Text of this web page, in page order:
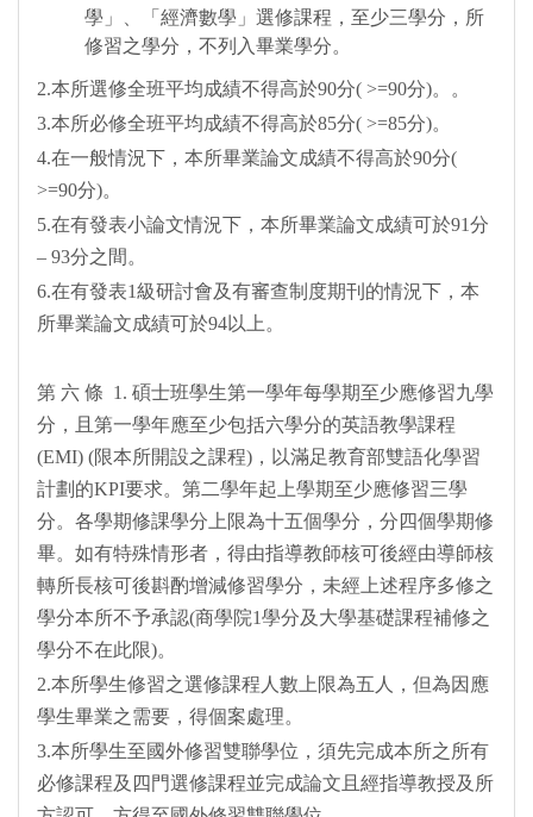
學」、「經濟數學」選修課程，至少三學分，所
修習之學分，不列入畢業學分。
2.本所選修全班平均成績不得高於90分( >=90分)。。
3.本所必修全班平均成績不得高於85分( >=85分)。
4.在一般情況下，本所畢業論文成績不得高於90分(
>=90分)。
5.在有發表小論文情況下，本所畢業論文成績可於91分
– 93分之間。
6.在有發表1級研討會及有審查制度期刊的情況下，本
所畢業論文成績可於94以上。
第 六 條 1. 碩士班學生第一學年每學期至少應修習九學
分，且第一學年應至少包括六學分的英語教學課程
(EMI) (限本所開設之課程)，以滿足教育部雙語化學習
計劃的KPI要求。第二學年起上學期至少應修習三學
分。各學期修課學分上限為十五個學分，分四個學期修
畢。如有特殊情形者，得由指導教師核可後經由導師核
轉所長核可後斟酌增減修習學分，未經上述程序多修之
學分本所不予承認(商學院1學分及大學基礎課程補修之
學分不在此限)。
2.本所學生修習之選修課程人數上限為五人，但為因應
學生畢業之需要，得個案處理。
3.本所學生至國外修習雙聯學位，須先完成本所之所有
必修課程及四門選修課程並完成論文且經指導教授及所